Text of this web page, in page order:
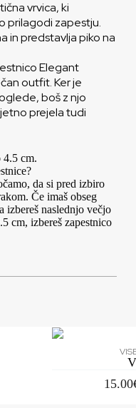
vrvica, ki
prilagodi zapestju.
in predstavlja piko na
Elegant
outfit. Ker je
boš z njo
prejela tudi
4.5 cm.
da si pred izbiro
Če imaš obseg
izbereš naslednjo večjo
cm, izbereš zapestnico
15.00